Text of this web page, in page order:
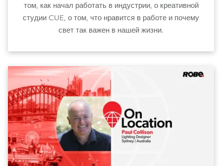
том, как начал работать в индустрии, о креативной
студии CUE, о том, что нравится в работе и почему
свет так важен в нашей жизни.